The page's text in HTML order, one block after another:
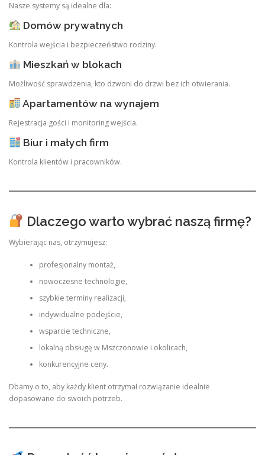
Nasze systemy są idealne dla:
Domów prywatnych
Kontrola wejścia i bezpieczeństwo rodziny.
Mieszkań w blokach
Możliwość sprawdzenia, kto dzwoni do drzwi bez ich otwierania.
Apartamentów na wynajem
Rejestracja gości i monitoring wejścia.
Biur i małych firm
Kontrola klientów i pracowników.
Dlaczego warto wybrać naszą firmę?
Wybierając nas, otrzymujesz:
profesjonalny montaż,
nowoczesne technologie,
szybkie terminy realizacji,
indywidualne podejście,
wsparcie techniczne,
lokalną obsługę w Mszczonowie i okolicach,
konkurencyjne ceny.
Dbamy o to, aby każdy klient otrzymał rozwiązanie idealnie
dopasowane do swoich potrzeb.